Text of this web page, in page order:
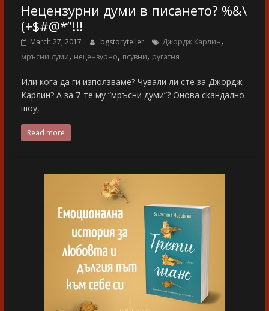
Нецензурни думи в писането? %&\
(+$#@*”!!!
March 27, 2017 bgstoryteller Джордж Карлин,
мръсни думи, нецензурно, псувни, ругатня
Или кога да ги използваме? Чували ли сте за Джордж
Карлин? А за 7-те му “мръсни думи”? Онова скандално
шоу,
Read more